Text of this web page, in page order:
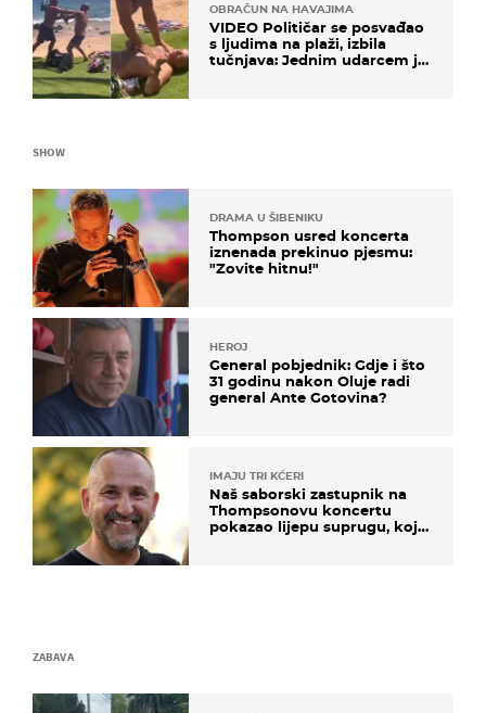
OBRAČUN NA HAVAJIMA
VIDEO Političar se posvađao
s ljudima na plaži, izbila
tučnjava: Jednim udarcem je
SHOW
DRAMA U ŠIBENIKU
Thompson usred koncerta
iznenada prekinuo pjesmu:
"Zovite hitnu!"
HEROJ
General pobjednik: Gdje i što
31 godinu nakon Oluje radi
general Ante Gotovina?
IMAJU TRI KĆERI
Naš saborski zastupnik na
Thompsonovu koncertu
pokazao lijepu suprugu, koja
ZABAVA